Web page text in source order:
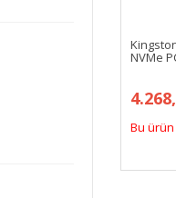
NVMe
Bu